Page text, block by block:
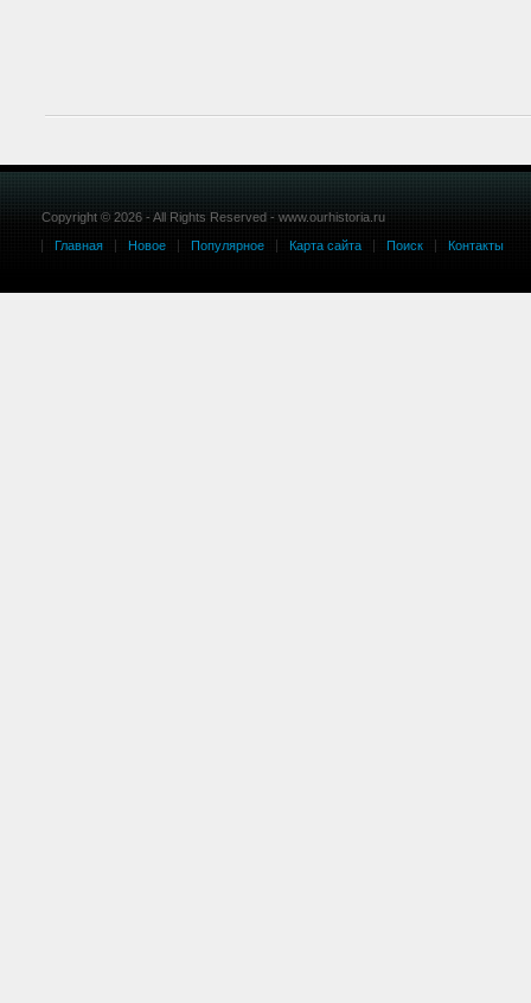
Copyright © 2026 - All Rights Reserved - www.ourhistoria.ru
Главная
Новое Популярное Карта сайта Поиск Контакты